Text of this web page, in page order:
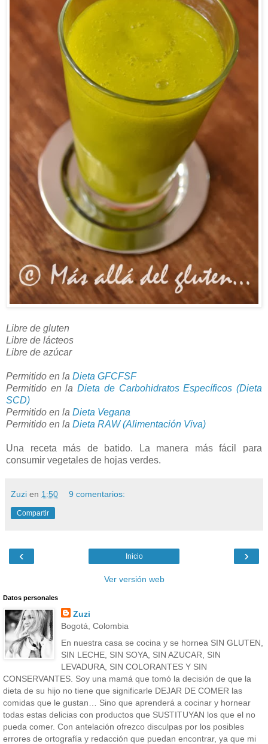
Libre de gluten
Libre de lácteos
Libre de azúcar
Permitido en la Dieta GFCFSF
Permitido en laDieta de Carbohidratos Específicos (Dieta
SCD)
Permitido en la Dieta Vegana
Permitido en la Dieta RAW (Alimentación Viva)
Una receta más de batido. La manera más fácil para
consumir vegetales de hojas verdes.
Zuzi en 1:50 9 comentarios:
Compartir
‹ ›
Inicio
Ver versión web
Datos personales
Zuzi
Bogotá, Colombia
En nuestra casa se cocina y se hornea SIN GLUTEN,
SIN LECHE, SIN SOYA, SIN AZUCAR, SIN
LEVADURA, SIN COLORANTES Y SIN
CONSERVANTES. Soy una mamá que tomó la decisión de que la
dieta de su hijo no tiene que significarle DEJAR DE COMER las
comidas que le gustan… Sino que aprenderá a cocinar y hornear
todas estas delicias con productos que SUSTITUYAN los que el no
pueda comer. Con antelación ofrezco disculpas por los posibles
errores de ortografía y redacción que puedan encontrar, ya que mi